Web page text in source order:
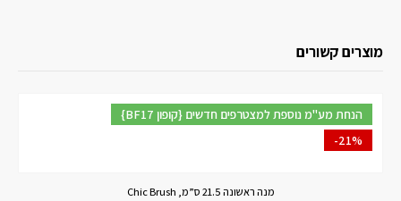
מוצרים קשורים
{BF17 קופון} הנחת מע"מ נוספת למצטרפים חדשים
-21%
מנה ראשונה 21.5 ס”מ, Chic Brush